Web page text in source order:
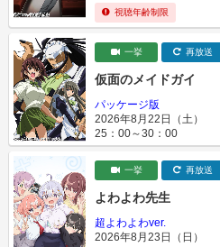
視聴年齢制限
一挙 再放送
仮面のメイドガイ
パッケージ版
2026年8月22日（土）
25：00～30：00
一挙 再放送
よわよわ先生
超よわよわver.
2026年8月23日（日）